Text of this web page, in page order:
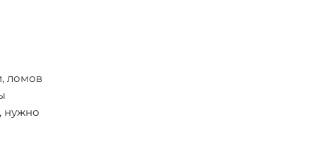
ломов
нужно